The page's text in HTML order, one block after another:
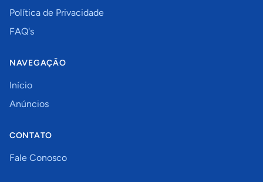
Política de Privacidade
FAQ's
NAVEGAÇÃO
Início
Anúncios
CONTATO
Fale Conosco